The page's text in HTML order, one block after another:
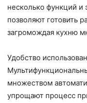
несколько функций и
позволяют готовить
загромождая кухню
Удобство
множеством
упрощают процесс